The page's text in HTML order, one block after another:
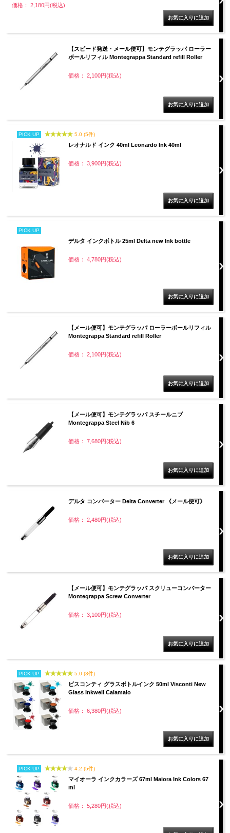
価格： 2,180円(税込)
【スピード発送・メール便可】モンテグラッパ ローラー
ボールリフィル Montegrappa Standard refill Roller
価格： 2,100円(税込)
PICK UP 5.0 (5件)
レオナルド インク 40ml Leonardo Ink 40ml
価格： 3,900円(税込)
PICK UP
デルタ インクボトル 25ml Delta new Ink bottle
価格： 4,780円(税込)
【メール便可】モンテグラッパ ローラーボールリフィル
Montegrappa Standard refill Roller
価格： 2,100円(税込)
【メール便可】モンテグラッパ スチールニブ
Montegrappa Steel Nib 6
価格： 7,680円(税込)
デルタ コンバーター Delta Converter 《メール便可》
価格： 2,480円(税込)
【メール便可】モンテグラッパ スクリューコンバーター
Montegrappa Screw Converter
価格： 3,100円(税込)
PICK UP 5.0 (3件)
ビスコンティ グラスボトルインク 50ml Visconti New
Glass Inkwell Calamaio
価格： 6,380円(税込)
PICK UP 4.2 (5件)
マイオーラ インクカラーズ 67ml Maiora Ink Colors 67
ml
価格： 5,280円(税込)